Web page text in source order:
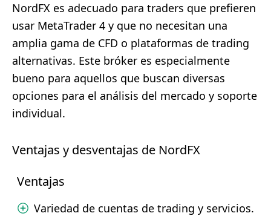
NordFX es adecuado para traders que prefieren
usar MetaTrader 4 y que no necesitan una
amplia gama de CFD o plataformas de trading
alternativas. Este bróker es especialmente
bueno para aquellos que buscan diversas
opciones para el análisis del mercado y soporte
individual.
Ventajas y desventajas de NordFX
Ventajas
Variedad de cuentas de trading y servicios.